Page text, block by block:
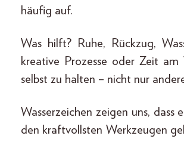
häufig auf.
Was hilft? Ruhe, Rückzug,
kreative Prozesse oder Zeit
selbst zu halten – nicht nur
Wasserzeichen zeigen uns,
den kraftvollsten Werkzeugen